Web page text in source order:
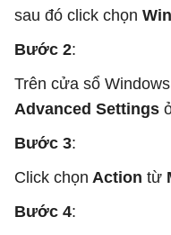
sau đó click chọn
Bước 2:
Trên cửa sổ
Advanced Settings
Bước 3:
Click chọn Action từ
Bước 4: